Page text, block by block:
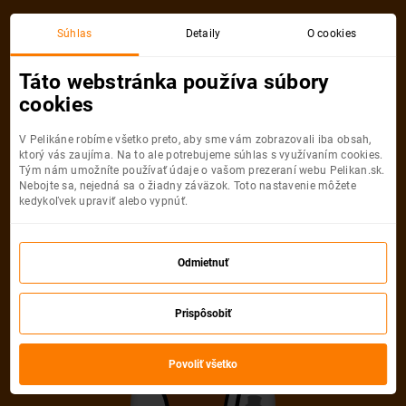
Detail pobytu
Ups! Tento pobyt
nemožno nájsť
Pelikán sa veľmi snažil, ale uvedenú
ponuku nevie nájsť. Možno, že je
neaktuálna alebo uvedená URL adresa
nie je správna.
Súhlas Detaily O cookies
Táto webstránka používa súbory
cookies
V Pelikáne robíme všetko preto, aby sme vám zobrazovali iba obsah,
ktorý vás zaujíma. Na to ale potrebujeme súhlas s využívaním cookies.
Tým nám umožníte používať údaje o vašom prezeraní webu Pelikan.sk.
Nebojte sa, nejedná sa o žiadny záväzok. Toto nastavenie môžete
kedykoľvek upraviť alebo vypnúť.
Odmietnuť
Prispôsobiť
Povoliť všetko